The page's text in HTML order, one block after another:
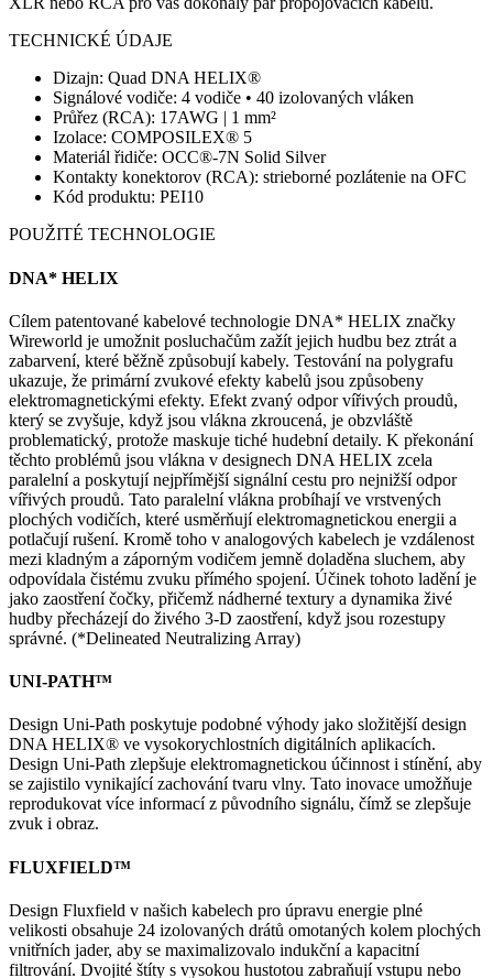
TECHNICKÉ ÚDAJE
Dizajn: Quad DNA HELIX®
Signálové vodiče: 4 vodiče • 40 izolovaných vláken
Průřez (RCA): 17AWG | 1 mm²
Izolace: COMPOSILEX® 5
Materiál řidiče: OCC®-7N Solid Silver
Kontakty konektorov (RCA): strieborné pozlátenie na OFC
Kód produktu: PEI10
POUŽITÉ TECHNOLOGIE
DNA* HELIX
Cílem patentované kabelové technologie DNA* HELIX značky
Wireworld je umožnit posluchačům zažít jejich hudbu bez ztrát a
zabarvení, které běžně způsobují kabely. Testování na polygrafu
ukazuje, že primární zvukové efekty kabelů jsou způsobeny
elektromagnetickými efekty. Efekt zvaný odpor vířivých proudů,
který se zvyšuje, když jsou vlákna zkroucená, je obzvláště
problematický, protože maskuje tiché hudební detaily. K překonání
těchto problémů jsou vlákna v designech DNA HELIX zcela
paralelní a poskytují nejpřímější signální cestu pro nejnižší odpor
vířivých proudů. Tato paralelní vlákna probíhají ve vrstvených
plochých vodičích, které usměrňují elektromagnetickou energii a
potlačují rušení. Kromě toho v analogových kabelech je vzdálenost
mezi kladným a záporným vodičem jemně doladěna sluchem, aby
odpovídala čistému zvuku přímého spojení. Účinek tohoto ladění je
jako zaostření čočky, přičemž nádherné textury a dynamika živé
hudby přecházejí do živého 3-D zaostření, když jsou rozestupy
správné. (*Delineated Neutralizing Array)
UNI-PATH™
Design Uni-Path poskytuje podobné výhody jako složitější design
DNA HELIX® ve vysokorychlostních digitálních aplikacích.
Design Uni-Path zlepšuje elektromagnetickou účinnost i stínění, aby
se zajistilo vynikající zachování tvaru vlny. Tato inovace umožňuje
reprodukovat více informací z původního signálu, čímž se zlepšuje
zvuk i obraz.
FLUXFIELD™
Design Fluxfield v našich kabelech pro úpravu energie plné
velikosti obsahuje 24 izolovaných drátů omotaných kolem plochých
vnitřních jader, aby se maximalizovalo indukční a kapacitní
filtrování. Dvojité štíty s vysokou hustotou zabraňují vstupu nebo